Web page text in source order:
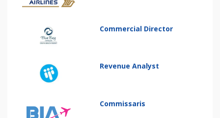
Commercial Director
Revenue Analyst
Commissaris